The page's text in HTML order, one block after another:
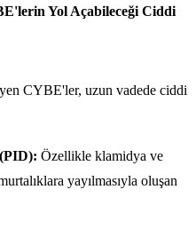
Yol Açabileceği Ciddi
CYBE'ler, uzun vadede ciddi
Özellikle klamidya ve
yayılmasıyla oluşan